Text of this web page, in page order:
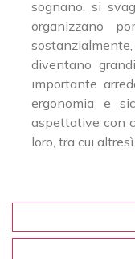
sognano, si
organizzano
diventano
importante
ergonomia e
aspettative con
loro, tra cui